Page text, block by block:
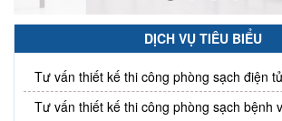
DỊCH VỤ TIÊU BIỂU
Tư vấn thiết kế thi công phòng sạch điện
Tư vấn thiết kế thi công phòng sạch bệnh